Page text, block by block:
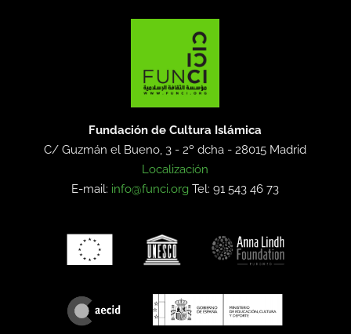
Fundación de Cultura Islámica
C/ Guzmán el Bueno, 3 - 2º dcha -28015 Madrid
Localización
E-mail: info@funci.org Tel: 91 543 46 73